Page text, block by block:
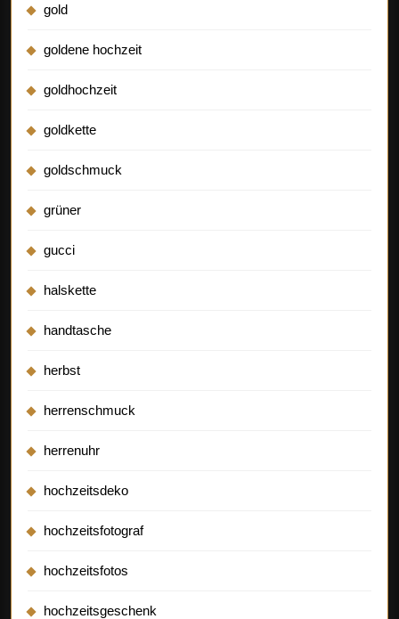
gold
goldene hochzeit
goldhochzeit
goldkette
goldschmuck
grüner
gucci
halskette
handtasche
herbst
herrenschmuck
herrenuhr
hochzeitsdeko
hochzeitsfotograf
hochzeitsfotos
hochzeitsgeschenk